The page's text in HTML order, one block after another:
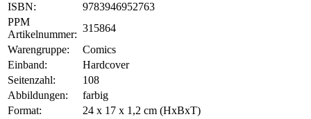
ISBN:
9783946952763
PPM
Artikelnummer:
315864
Warengruppe:
Comics
Einband:
Hardcover
Seitenzahl:
108
Abbildungen:
farbig
Format:
24 x 17 x 1,2 cm (HxBxT)